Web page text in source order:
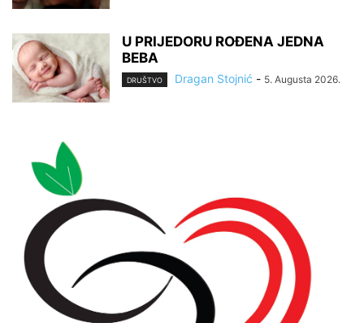
U PRIJEDORU ROĐENA JEDNA
BEBA
DRUŠTVO Dragan Stojnić - 5. Augusta 2026.